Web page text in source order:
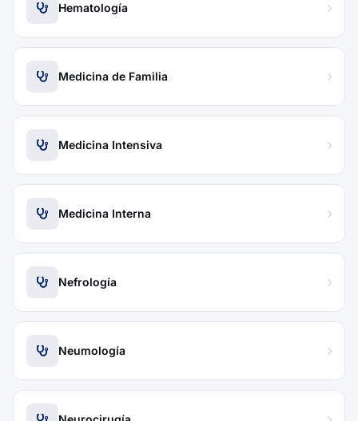
Hematología
Medicina de Familia
Medicina Intensiva
Medicina Interna
Nefrología
Neumología